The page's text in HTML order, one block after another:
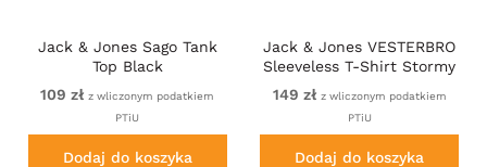
Jack & Jones Sago Tank
Top Black
109 zł z wliczonym podatkiem
PTiU
Dodaj do koszyka
Jack & Jones VESTERBRO
Sleeveless T-Shirt Stormy
149 zł z wliczonym podatkiem
PTiU
Dodaj do koszyka